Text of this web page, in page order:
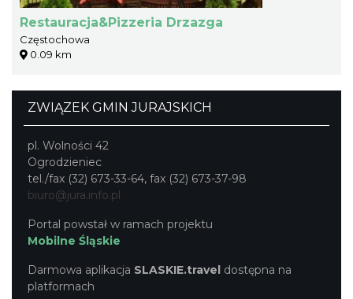
Restauracja&Pizzeria Drzazga
Częstochowa
0.09 km
ZWIĄZEK GMIN JURAJSKICH
pl. Wolności 42
Ogrodzieniec
tel./fax (32) 673-33-64, fax (32) 673-37-98
biuro@jura.info.pl
Portal powstał w ramach projektu
Mobilne Śląskie
Darmowa aplikacja SLASKIE.travel dostępna na
platformach